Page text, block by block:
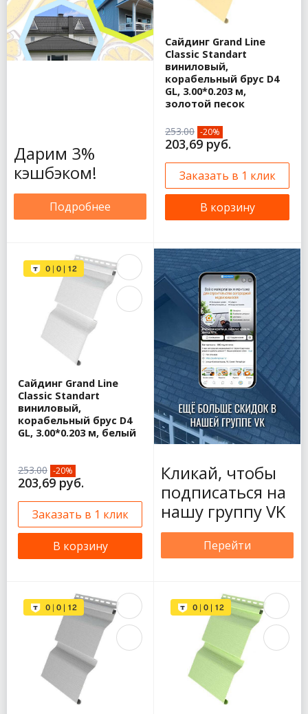
Дарим 3%
кэшбэком!
Подробнее
Сайдинг Grand Line
Classic Standart
виниловый,
корабельный брус D4
GL, 3.00*0.203 м,
золотой песок
253.00 -20%
203,69 руб.
Заказать в 1 клик
В корзину
Сайдинг Grand Line
Classic Standart
виниловый,
корабельный брус D4
GL, 3.00*0.203 м, белый
253.00 -20%
203,69 руб.
Заказать в 1 клик
В корзину
Кликай, чтобы
подписаться на
нашу группу VK
Перейти